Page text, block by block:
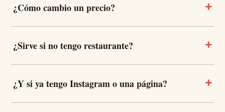
¿Cómo cambio un precio? +
¿Sirve si no tengo restaurante? +
¿Y si ya tengo Instagram o una página? +